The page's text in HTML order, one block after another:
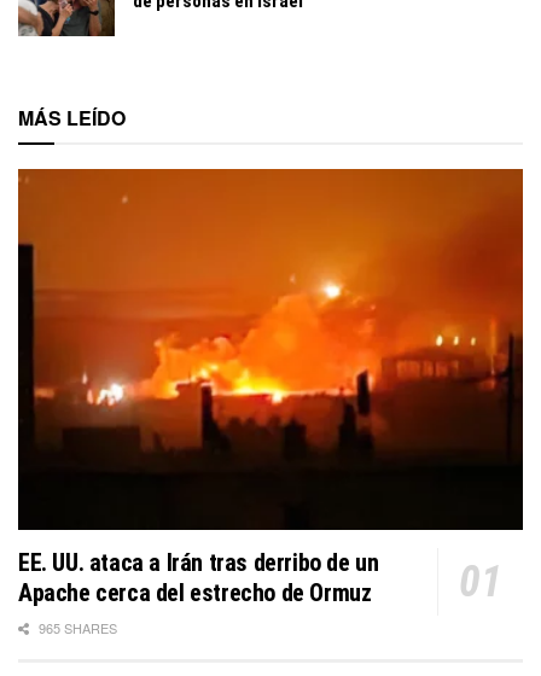
MÁS LEÍDO
EE. UU. ataca a Irán tras derribo de un
Apache cerca del estrecho de Ormuz
965 SHARES